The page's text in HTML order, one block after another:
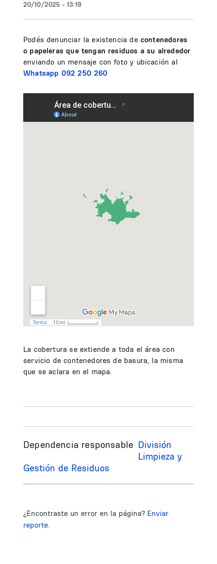
20/10/2025 - 13:19
Podés denunciar la existencia de contenedores
o papeleras que tengan residuos a su alrededor
enviando un mensaje con foto y ubicación al
Whatsapp 092 250 260
La cobertura se extiende a toda el área con
servicio de contenedores de basura, la misma
que se aclara en el mapa.
Dependencia responsable División
Limpieza y
Gestión de Residuos
¿Encontraste un error en la página? Enviar
reporte.